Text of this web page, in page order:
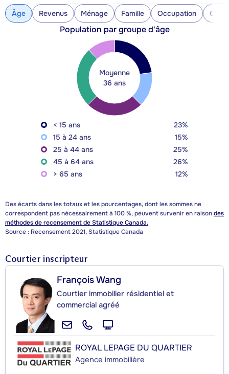
Âge Revenus Ménage Famille Occupation
Population par groupe d'âge
Moyenne
36 ans
< 15 ans
23%
15 à 24 ans
15%
25 à 44 ans
25%
45 à 64 ans
26%
> 65 ans
12%
Des écarts dans les totaux et les pourcentages, dont les sommes ne
correspondent pas nécessairement à 100 %, peuvent survenir en raisondes
méthodes de recensement de Statistique Canada.
Source : Recensement 2021, Statistique Canada
Courtier inscripteur
François Wang
Courtier immobilier résidentiel et
commercial agréé
ROYAL LEPAGE DU QUARTIER
Agence immobilière